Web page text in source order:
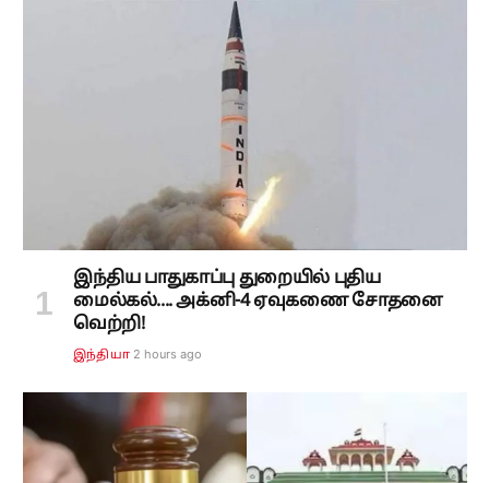
இந்திய பாதுகாப்பு துறையில் புதிய
மைல்கல்.... அக்னி-4 ஏவுகணை சோதனை
வெற்றி!
இந்தியா 2 hours ago